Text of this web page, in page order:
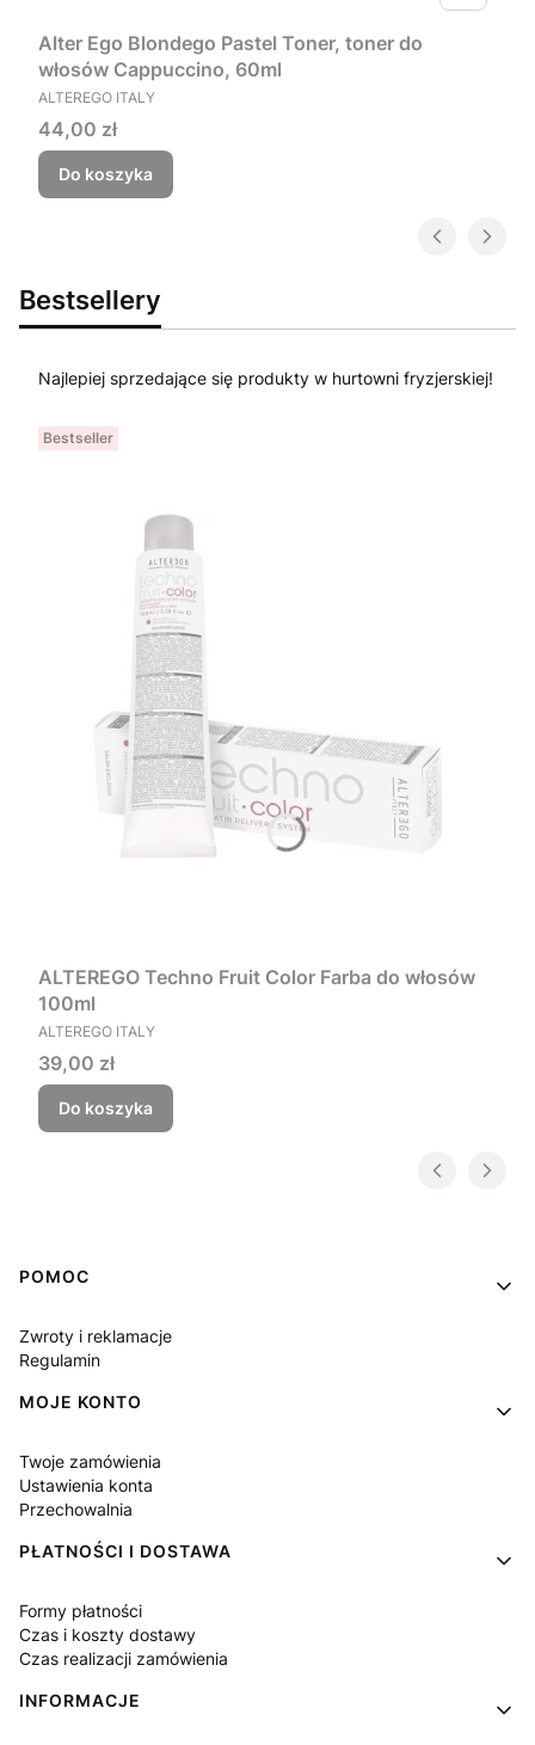
Alter Ego Blondego Pastel Toner, toner do
włosów Cappuccino, 60ml
PRODUCENT
ALTEREGO ITALY
Cena
44,00 zł
Do koszyka
Bestsellery
Najlepiej sprzedające się produkty w hurtowni fryzjerskiej!
Bestseller
ALTEREGO Techno Fruit Color Farba do włosów
100ml
PRODUCENT
ALTEREGO ITALY
Cena
39,00 zł
Do koszyka
Linki w stopce
POMOC
Zwroty i reklamacje
Regulamin
MOJE KONTO
Twoje zamówienia
Ustawienia konta
Przechowalnia
PŁATNOŚCI I DOSTAWA
Formy płatności
Czas i koszty dostawy
Czas realizacji zamówienia
INFORMACJE